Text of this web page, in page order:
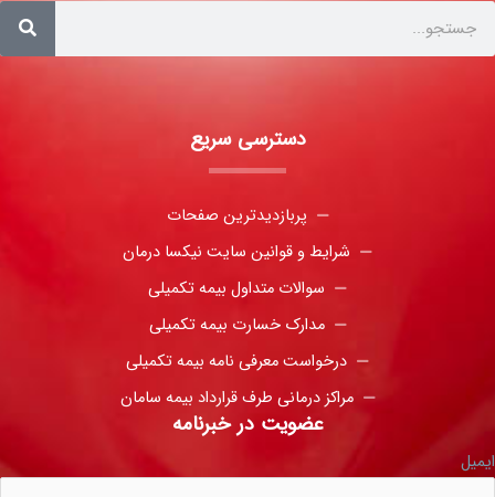
دسترسی سریع
پربازدیدترین صفحات
شرایط و قوانین سایت نیکسا درمان
سوالات متداول بیمه تکمیلی
مدارک خسارت بیمه تکمیلی
درخواست معرفی نامه بیمه تکمیلی
مراکز درمانی طرف قرارداد بیمه سامان
عضویت در خبرنامه
ایمیل